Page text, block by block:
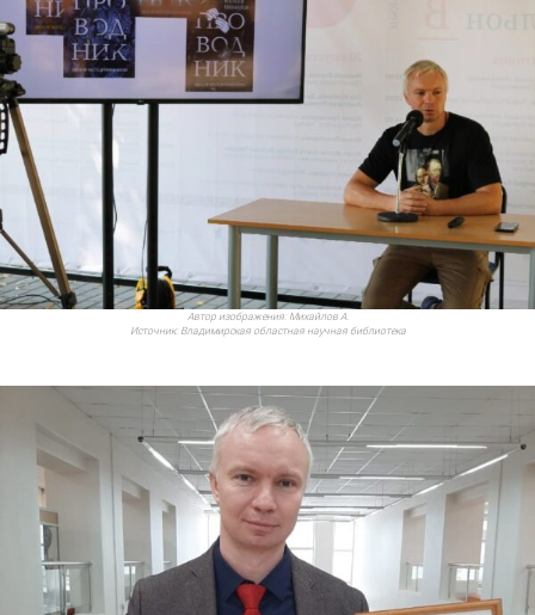
Автор изображения: Михайлов А.
Источник: Владимирская областная научная библиотека